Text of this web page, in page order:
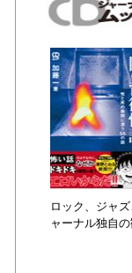
ロック、ジャ
ャーナル独自